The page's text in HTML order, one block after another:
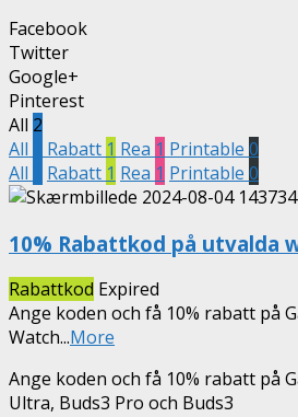
Facebook
Twitter
Google+
Pinterest
All 2
All
Rabatt 1 Rea 1 Printable 0
All
Rabatt 1 Rea 1 Printable 0
10% Rabattkod på utvalda
Rabattkod Expired
Ange koden och få 10% rabatt på
Watch...More
Ange koden och få 10% rabatt på
Ultra, Buds3 Pro och Buds3